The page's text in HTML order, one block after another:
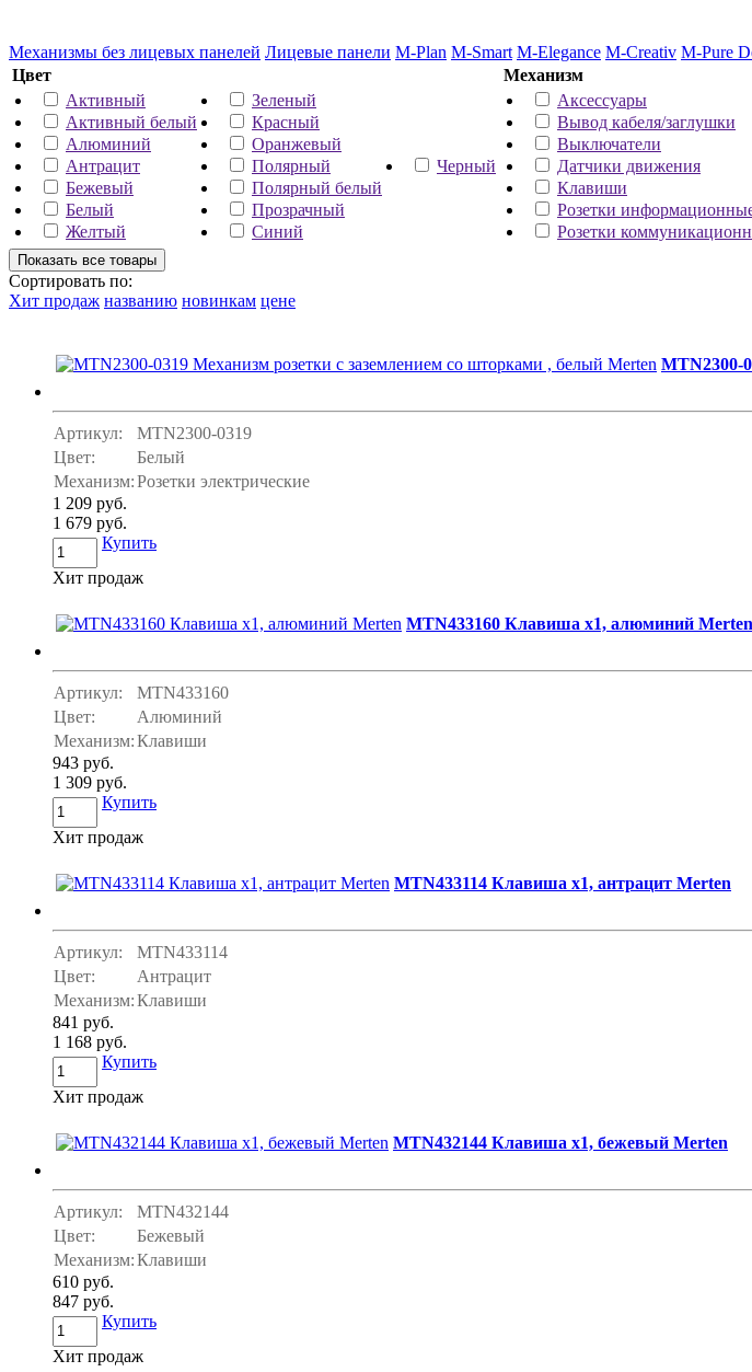
Механизмы без лицевых панелей Лицевые панели M-Plan M-Smart M-Elegance M-Creativ M-Pure
Цвет
Активный
Активный белый
Алюминий
Антрацит
Бежевый
Белый
Желтый
Зеленый
Красный
Оранжевый
Полярный
Полярный белый
Прозрачный
Синий
Черный
Механизм
Аксессуары
Вывод кабеля/заглушки
Выключатели
Датчики движения
Клавиши
Розетки
Розетки
Сортировать по:
Хит продаж названию новинкам цене
MTN2300-
Артикул:
MTN2300-0319
Цвет:
Белый
Механизм:Розетки электрические
1 209 руб.
1 679 руб.
Купить
Хит продаж
MTN433160 Клавиша x1, алюминий Merten
Артикул:
MTN433160
Цвет:
Алюминий
Механизм:Клавиши
943 руб.
1 309 руб.
Купить
Хит продаж
MTN433114 Клавиша x1, антрацит Merten
Артикул:
MTN433114
Цвет:
Антрацит
Механизм:Клавиши
841 руб.
1 168 руб.
Купить
Хит продаж
MTN432144 Клавиша x1, бежевый Merten
Артикул:
MTN432144
Цвет:
Бежевый
Механизм:Клавиши
610 руб.
847 руб.
Купить
Хит продаж